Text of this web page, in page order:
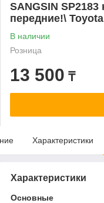
SANGSIN
передние!\
В наличии
Розница
13 500 ₸
Характеристики
Характеристики
Основные